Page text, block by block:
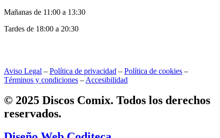
Mañanas de 11:00 a 13:30
Tardes de 18:00 a 20:30
Aviso Legal – Política de privacidad – Política de cookies –
Términos y condiciones – Accesibilidad
© 2025 Discos Comix. Todos los derechos
reservados.